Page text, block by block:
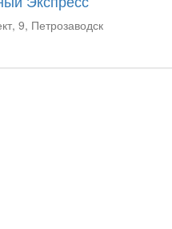
9, Петрозаводск